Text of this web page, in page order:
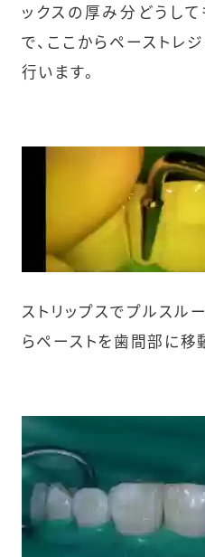
ックスの厚み分どうし
で、ここからペーストレ
行います。
ストリップスでプルスル
らペーストを歯間部に移